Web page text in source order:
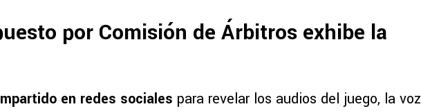
por Comisión de Árbitros exhibe la
en redes sociales para revelar los audios del juego, la voz